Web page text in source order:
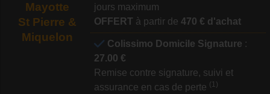
Mayotte
St Pierre &
Miquelon
jours maximum
OFFERT à partir de 470 € d'achat
Colissimo Domicile Signature :
27.00 €
Remise contre signature, suivi et
assurance en cas de perte (1)